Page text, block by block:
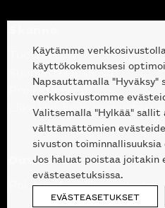
Tuotteet
Suunnittelupalvelu
Projektimyynti
Liike Helsingin keskustassa
Outlet
Poistuvat mallikappaleet
Käytämme
käyttökokemuksesi
Napsauttamalla "Hyväksy"
verkkosivustomme
Valitsemalla "Hylkää" sallit
välttämättömien
sivuston
Jos haluat poistaa
evästeasetuksissa.
EVÄSTEASETUKSET